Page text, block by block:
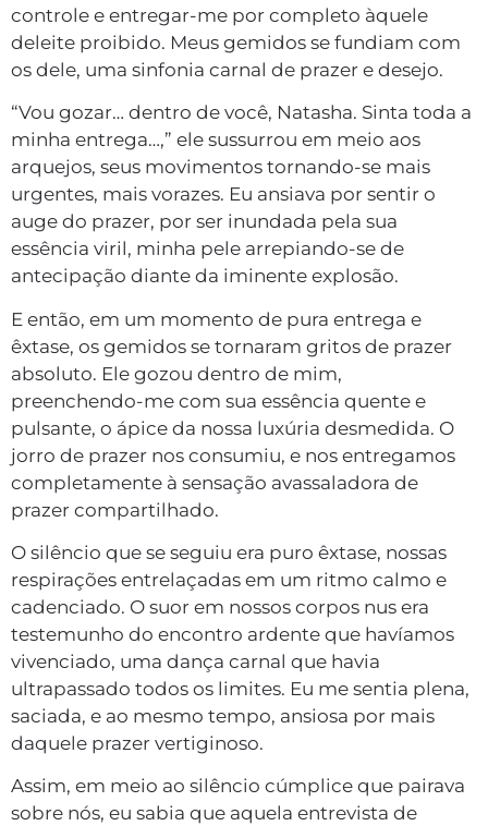
controle e entregar-me por completo àquele
deleite proibido. Meus gemidos se fundiam com
os dele, uma sinfonia carnal de prazer e desejo.
“Vou gozar… dentro de você, Natasha. Sinta toda a
minha entrega…,” ele sussurrou em meio aos
arquejos, seus movimentos tornando-se mais
urgentes, mais vorazes. Eu ansiava por sentir o
auge do prazer, por ser inundada pela sua
essência viril, minha pele arrepiando-se de
antecipação diante da iminente explosão.
E então, em um momento de pura entrega e
êxtase, os gemidos se tornaram gritos de prazer
absoluto. Ele gozou dentro de mim,
preenchendo-me com sua essência quente e
pulsante, o ápice da nossa luxúria desmedida. O
jorro de prazer nos consumiu, e nos entregamos
completamente à sensação avassaladora de
prazer compartilhado.
O silêncio que se seguiu era puro êxtase, nossas
respirações entrelaçadas em um ritmo calmo e
cadenciado. O suor em nossos corpos nus era
testemunho do encontro ardente que havíamos
vivenciado, uma dança carnal que havia
ultrapassado todos os limites. Eu me sentia plena,
saciada, e ao mesmo tempo, ansiosa por mais
daquele prazer vertiginoso.
Assim, em meio ao silêncio cúmplice que pairava
sobre nós, eu sabia que aquela entrevista de